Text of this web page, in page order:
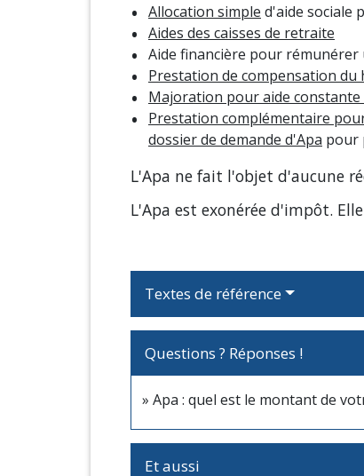
Allocation simple d'aide sociale
Aides des caisses de retraite
Aide financière pour rémunérer
Prestation de compensation du
Majoration pour aide
Prestation complémentaire
dossier de demande d'Apa pour
L'Apa ne fait l'objet d'aucune
L'Apa est exonérée d'impôt.
Textes de référence
Questions ? Réponses !
Apa : quel est le montant de
Et aussi